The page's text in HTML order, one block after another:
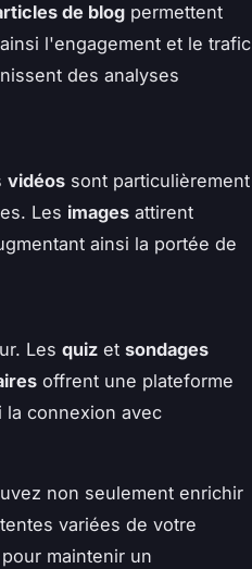
de blog permettent
l'engagement et le trafic
des analyses
vidéos sont particulièrement
Les images attirent
ainsi la portée de
Les quiz et sondages
offrent une plateforme
la connexion avec
non seulement enrichir
variées de votre
maintenir un